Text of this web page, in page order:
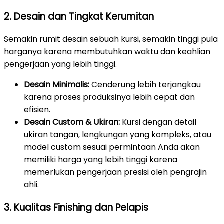
2. Desain dan Tingkat Kerumitan
Semakin rumit desain sebuah kursi, semakin tinggi pula
harganya karena membutuhkan waktu dan keahlian
pengerjaan yang lebih tinggi.
Desain Minimalis:Cenderung lebih terjangkau
karena proses produksinya lebih cepat dan
efisien.
Desain Custom & Ukiran: Kursi dengan detail
ukiran tangan, lengkungan yang kompleks, atau
model custom sesuai permintaan Anda akan
memiliki harga yang lebih tinggi karena
memerlukan pengerjaan presisi oleh pengrajin
ahli.
3. Kualitas Finishing dan Pelapis